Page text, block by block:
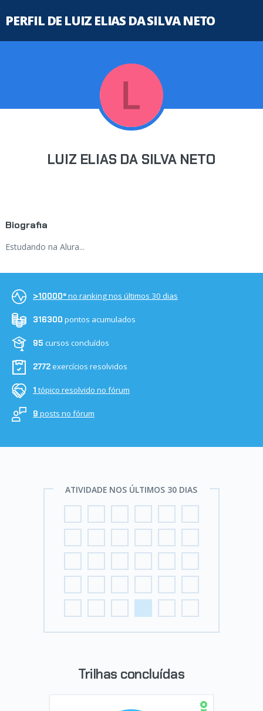
PERFIL DE LUIZ ELIAS DA SILVA NETO
LUIZ ELIAS DA SILVA NETO
Biografia
Estudando na Alura...
>10000ºno ranking nos últimos 30 dias
316300 pontos acumulados
95 cursos concluídos
2772exercícios resolvidos
1 tópico resolvido no fórum
9 posts no fórum
ATIVIDADE NOS ÚLTIMOS 30 DIAS
Trilhas concluídas